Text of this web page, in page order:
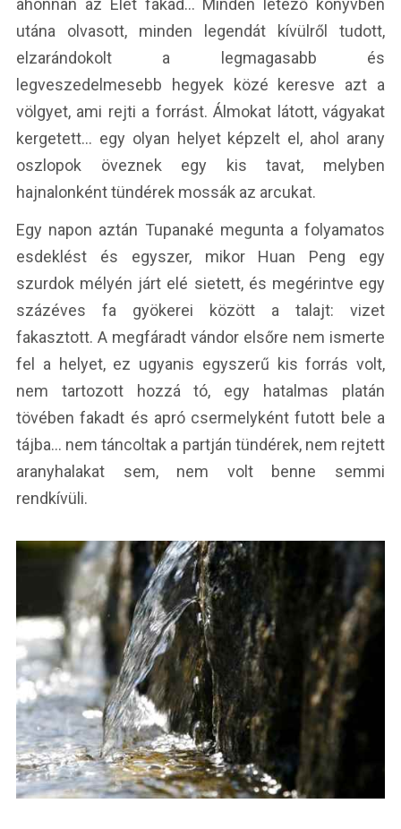
ahonnan az Élet fakad… Minden létező könyvben
utána olvasott, minden legendát kívülről tudott,
elzarándokolt a legmagasabb és
legveszedelmesebb hegyek közé keresve azt a
völgyet, ami rejti a forrást. Álmokat látott, vágyakat
kergetett… egy olyan helyet képzelt el, ahol arany
oszlopok öveznek egy kis tavat, melyben
hajnalonként tündérek mossák az arcukat.
Egy napon aztán Tupanaké megunta a folyamatos
esdeklést és egyszer, mikor Huan Peng egy
szurdok mélyén járt elé sietett, és megérintve egy
százéves fa gyökerei között a talajt: vizet
fakasztott. A megfáradt vándor elsőre nem ismerte
fel a helyet, ez ugyanis egyszerű kis forrás volt,
nem tartozott hozzá tó, egy hatalmas platán
tövében fakadt és apró csermelyként futott bele a
tájba… nem táncoltak a partján tündérek, nem rejtett
aranyhalakat sem, nem volt benne semmi
rendkívüli.